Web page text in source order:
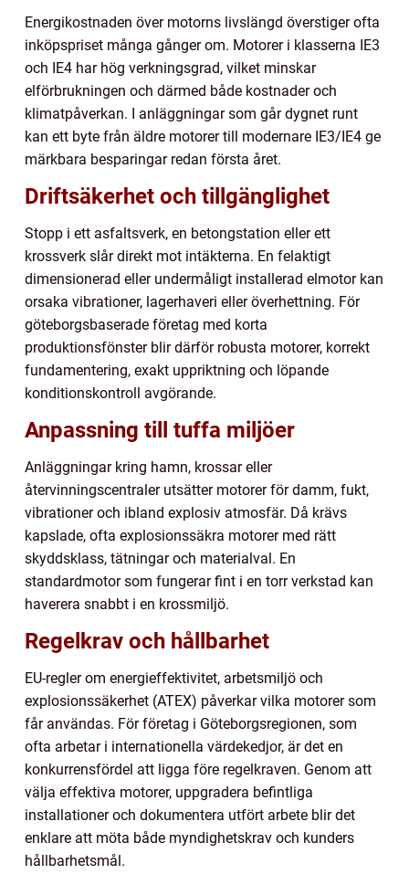
Energikostnaden över motorns livslängd överstiger ofta
inköpspriset många gånger om. Motorer i klasserna IE3
och IE4 har hög verkningsgrad, vilket minskar
elförbrukningen och därmed både kostnader och
klimatpåverkan. I anläggningar som går dygnet runt
kan ett byte från äldre motorer till modernare IE3/IE4 ge
märkbara besparingar redan första året.
Driftsäkerhet och tillgänglighet
Stopp i ett asfaltsverk, en betongstation eller ett
krossverk slår direkt mot intäkterna. En felaktigt
dimensionerad eller undermåligt installerad elmotor kan
orsaka vibrationer, lagerhaveri eller överhettning. För
göteborgsbaserade företag med korta
produktionsfönster blir därför robusta motorer, korrekt
fundamentering, exakt uppriktning och löpande
konditionskontroll avgörande.
Anpassning till tuffa miljöer
Anläggningar kring hamn, krossar eller
återvinningscentraler utsätter motorer för damm, fukt,
vibrationer och ibland explosiv atmosfär. Då krävs
kapslade, ofta explosionssäkra motorer med rätt
skyddsklass, tätningar och materialval. En
standardmotor som fungerar fint i en torr verkstad kan
haverera snabbt i en krossmiljö.
Regelkrav och hållbarhet
EU-regler om energieffektivitet, arbetsmiljö och
explosionssäkerhet (ATEX) påverkar vilka motorer som
får användas. För företag i Göteborgsregionen, som
ofta arbetar i internationella värdekedjor, är det en
konkurrensfördel att ligga före regelkraven. Genom att
välja effektiva motorer, uppgradera befintliga
installationer och dokumentera utfört arbete blir det
enklare att möta både myndighetskrav och kunders
hållbarhetsmål.